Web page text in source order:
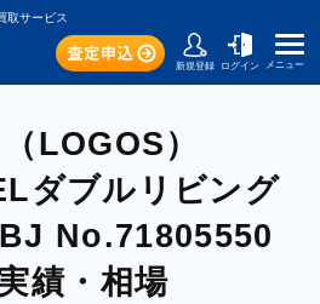
取サービス
新規登録 ログイン メニュー
LOGOS）
ダブルリビング
No.71805550
績・相場